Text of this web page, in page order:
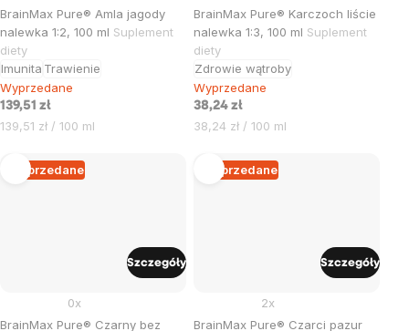
BrainMax Pure® Amla jagody
nalewka 1:2, 100 ml Suplement
diety
Imunita Trawienie
Wyprzedane
139,51 zł
Cena
139,51 zł / 100 ml
BrainMax Pure® Karczoch liście
nalewka 1:3, 100 ml Suplement
diety
Zdrowie wątroby
Wyprzedane
38,24 zł
Cena
38,24 zł / 100 ml
Wyprzedane
BrainMax Pure® Czarny bez
0x
Szczegóły
Wyprzedane
BrainMax Pure® Czarci pazur
2x
Szczegóły